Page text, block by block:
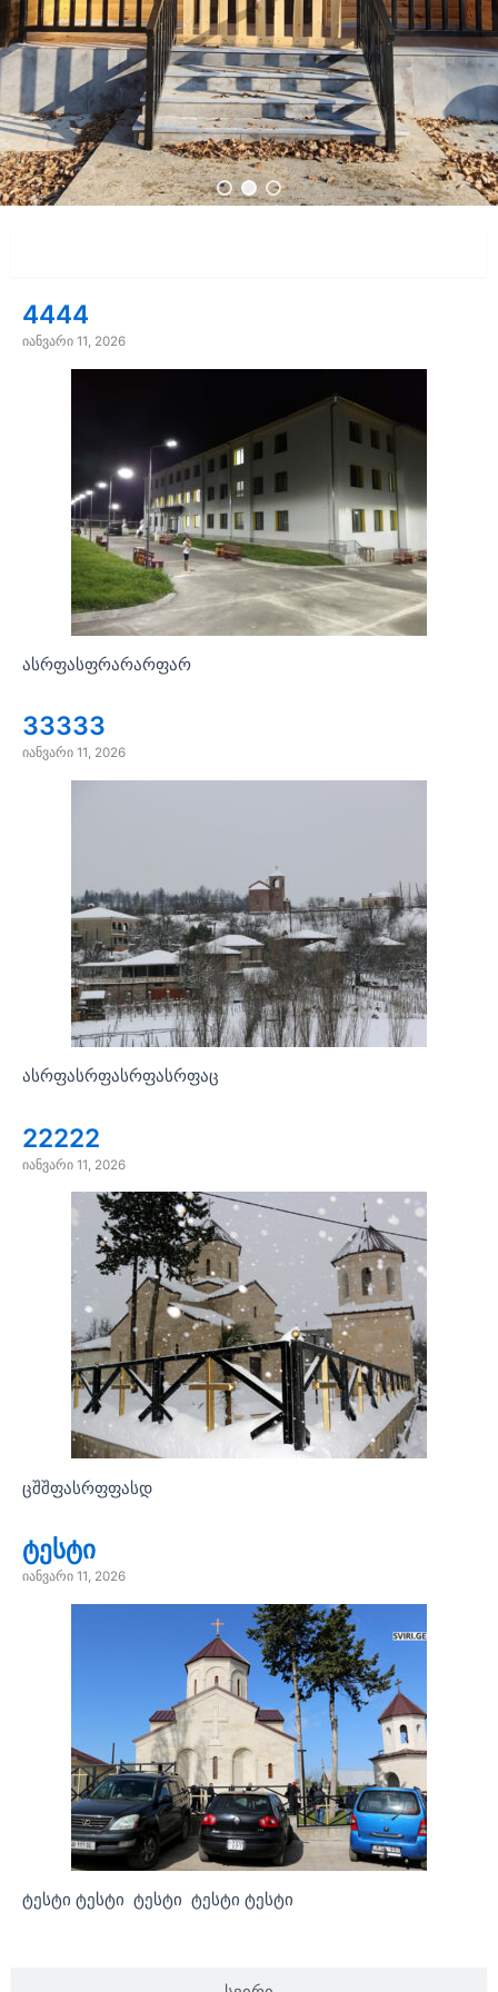
4444
იანვარი 11, 2026
ასრფასფრარარფარ
33333
იანვარი 11, 2026
ასრფასრფასრფასრფაც
22222
იანვარი 11, 2026
ცშშფასრფფასდ
ტესტი
იანვარი 11, 2026
ტესტი ტესტი ტესტი ტესტი ტესტი